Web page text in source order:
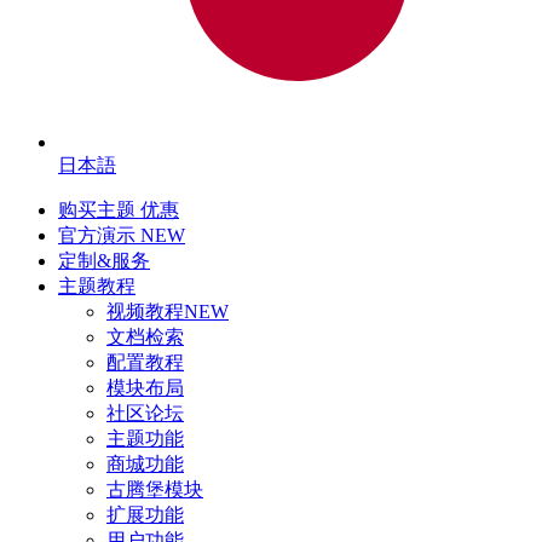
日本語
购买主题 优惠
官方演示 NEW
定制&服务
主题教程
视频教程NEW
文档检索
配置教程
模块布局
社区论坛
主题功能
商城功能
古腾堡模块
扩展功能